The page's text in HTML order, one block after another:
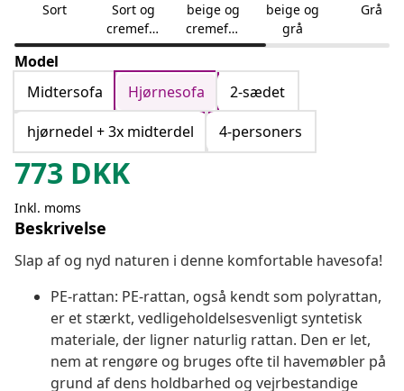
Sort
Sort og
cremefar
vet
beige og
cremefar
vet
beige og
grå
Grå
Model
Midtersofa
Hjørnesofa
2-sædet
hjørnedel + 3x midterdel
4-personers
773 DKK
Inkl. moms
Beskrivelse
Slap af og nyd naturen i denne komfortable havesofa!
PE-rattan: PE-rattan, også kendt som polyrattan,
er et stærkt, vedligeholdelsesvenligt syntetisk
materiale, der ligner naturlig rattan. Den er let,
nem at rengøre og bruges ofte til havemøbler på
grund af dens holdbarhed og vejrbestandige